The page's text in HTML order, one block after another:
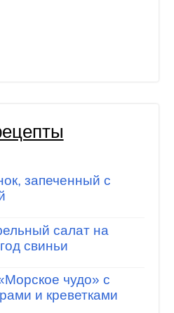
запеченный с
салат на
свиньи
чудо» с
и креветками